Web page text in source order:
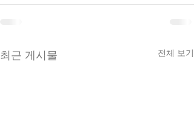
최근 게시물 전체 보기